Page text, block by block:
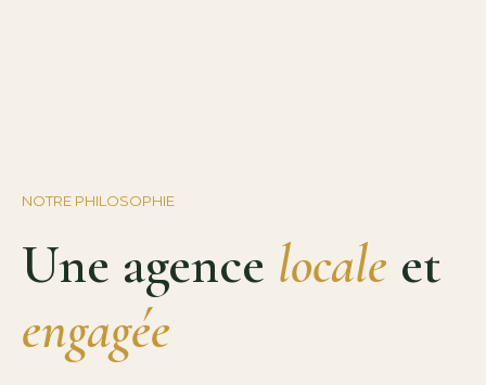
NOTRE PHILOSOPHIE
Une agence locale et
engagée